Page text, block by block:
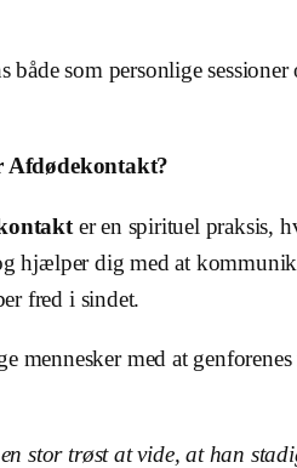
som personlige
Afdødekontakt?
er en spirituel praksis,
hjælper dig med at
fred i sindet.
med at
stor trøst at vide, at han